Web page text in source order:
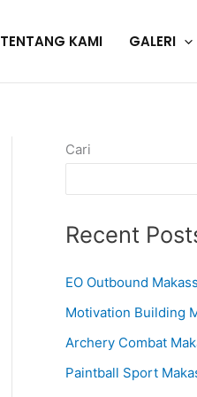
TENTANG KAMI GALERI
Cari
Recent
EO Outbound
Motivation Building
Archery Combat
Paintball Sport